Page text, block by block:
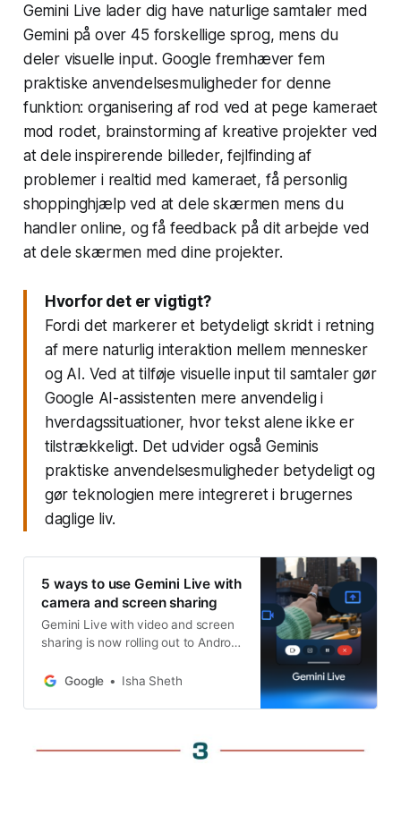
Gemini Live lader dig have naturlige samtaler med
Gemini på over 45 forskellige sprog, mens du
deler visuelle input. Google fremhæver fem
praktiske anvendelsesmuligheder for denne
funktion: organisering af rod ved at pege kameraet
mod rodet, brainstorming af kreative projekter ved
at dele inspirerende billeder, fejlfinding af
problemer i realtid med kameraet, få personlig
shoppinghjælp ved at dele skærmen mens du
handler online, og få feedback på dit arbejde ved
at dele skærmen med dine projekter.
Hvorfor det er vigtigt?
Fordi det markerer et betydeligt skridt i retning
af mere naturlig interaktion mellem mennesker
og AI. Ved at tilføje visuelle input til samtaler gør
Google AI-assistenten mere anvendelig i
hverdagssituationer, hvor tekst alene ikke er
tilstrækkeligt. Det udvider også Geminis
praktiske anvendelsesmuligheder betydeligt og
gør teknologien mere integreret i brugernes
daglige liv.
5 ways to use Gemini Live with
camera and screen sharing
Gemini Live with video and screen
sharing is now rolling out to Android
Google
Isha Sheth